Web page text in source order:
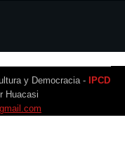
y Democracia -
IPCD
Huacasi